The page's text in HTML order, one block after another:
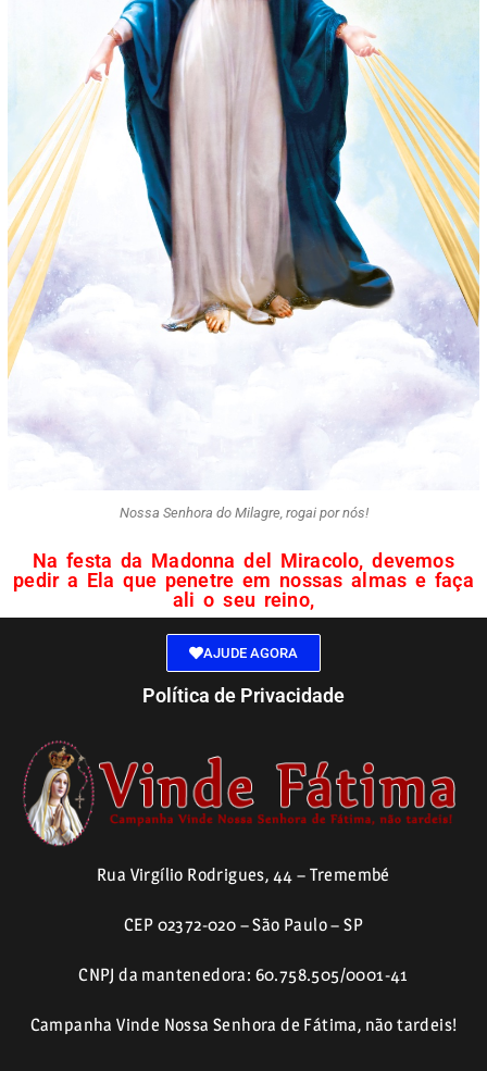
Nossa Senhora do Milagre, rogai por nós!
Na festa da Madonna del Miracolo, devemos
pedir a Ela que penetre em nossas almas e faça
ali o seu reino,
AJUDE AGORA
Política de Privacidade
Rua Virgílio Rodrigues, 44 – Tremembé
CEP 02372-020 – São Paulo – SP
CNPJ da mantenedora: 60.758.505/0001-41
Campanha Vinde Nossa Senhora de Fátima, não tardeis!